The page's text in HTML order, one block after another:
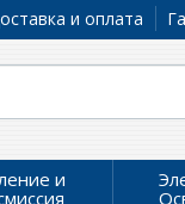
и оплата
и